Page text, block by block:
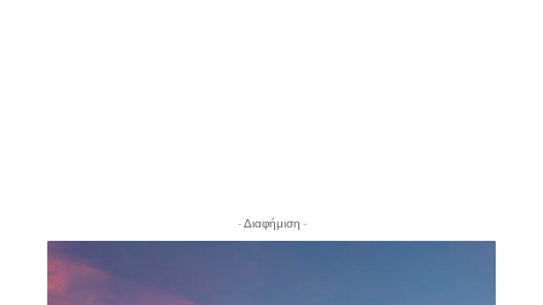
- Διαφήμιση -